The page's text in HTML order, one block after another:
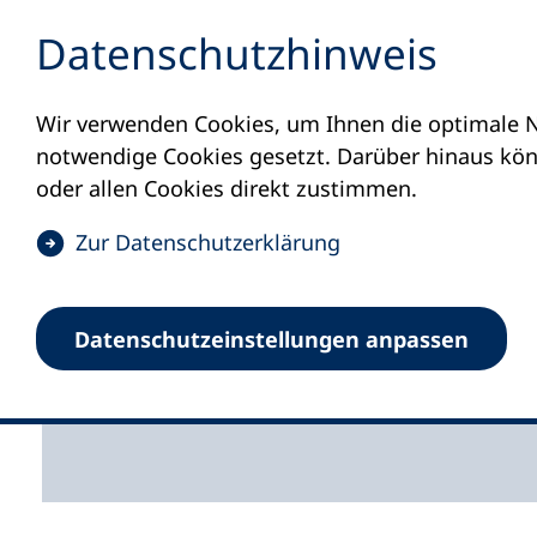
Datenschutz­hinweis
Wir verwenden Cookies, um Ihnen die optimale
notwendige Cookies gesetzt. Darüber hinaus
oder allen Cookies direkt zustimmen.
Zur Datenschutz­erklärung
Datenschutz­einstellungen anpassen
Startseite Aktuelles Meldungen
28.05.2025
Bildung im
Wandel